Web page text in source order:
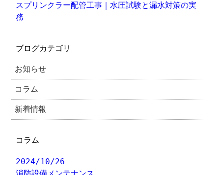
スプリンクラー配管工事｜水圧試験と漏水対策の実
務
ブログカテゴリ
お知らせ
コラム
新着情報
コラム
2024/10/26